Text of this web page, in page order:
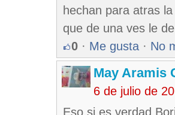
hechan para atras
que de una ves le
0 · Me gusta · No
May Aramis
6 de julio de
Eso si es verdad